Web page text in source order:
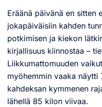
Eräänä päivänä en sitten
jokapäiväisiin kahden
potkimisen ja kiekon
kirjallisuus kiinnostaa –
Liikkumattomuuden
myöhemmin vaaka
kahdeksan kymmenen
lähellä 85 kilon viivaa.